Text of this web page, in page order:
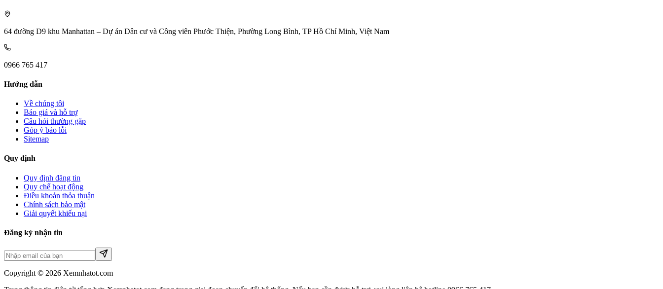
64 đường D9 khu Manhattan – Dự án Dân cư và Công viên Phước Thiện, Phường Long Bình, TP Hồ Chí Minh, Việt Nam
0966 765 417
Hướng dẫn
Về chúng tôi
Báo giá và hỗ trợ
Câu hỏi thường gặp
Góp ý báo lỗi
Sitemap
Quy định
Quy định đăng tin
Quy chế hoạt động
Điều khoản thỏa thuận
Chính sách bảo mật
Giải quyết khiếu nại
Đăng ký nhận tin
Copyright © 2026 Xemnhatot.com